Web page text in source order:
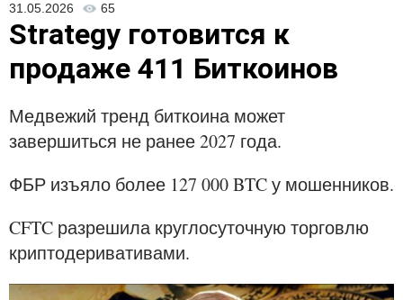
31.05.2026 65
Strategy готовится к
продаже 411 Биткоинов
Медвежий тренд биткоина может
завершиться не ранее 2027 года.
ФБР изъяло более 127 000 BTC у мошенников.
CFTC разрешила круглосуточную торговлю
криптодеривативами.